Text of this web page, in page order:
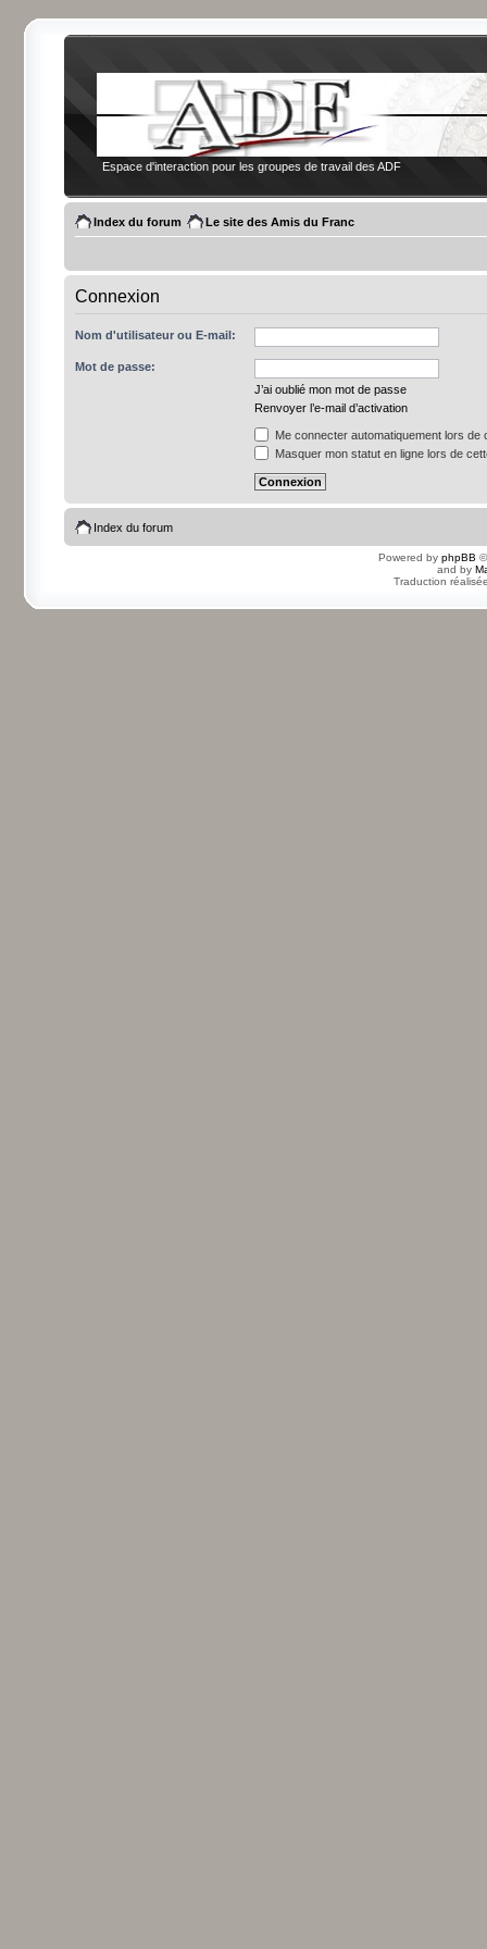
Espace d'interaction pour les groupes de travail des ADF
Index du forum Le site des Amis du Franc
Connexion
Nom d'utilisateur ou E-mail:
Mot de passe:
J’ai oublié mon mot de passe
Renvoyer l’e-mail d’activation
Me connecter automatiquement lors de
Masquer mon statut en ligne lors de
Index du forum
Powered by phpBB
and by
Traduction